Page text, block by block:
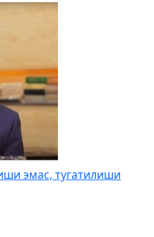
эмас, тугатилиши